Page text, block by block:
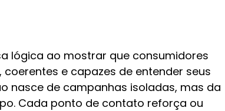
lógica ao mostrar que consumidores
e capazes de entender seus
nasce de campanhas isoladas, mas da
Cada ponto de contato reforça ou